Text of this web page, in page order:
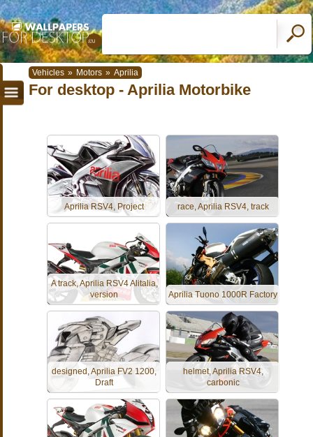
Vehicles » Motors » Aprilia
For desktop - Aprilia Motorbike
Aprilia RSV4, Project race, Aprilia RSV4, track
A track, Aprilia RSV4 Alitalia,
version
Aprilia Tuono 1000R Factory
designed, Aprilia FV2 1200,
Draft
helmet, Aprilia RSV4,
carbonic